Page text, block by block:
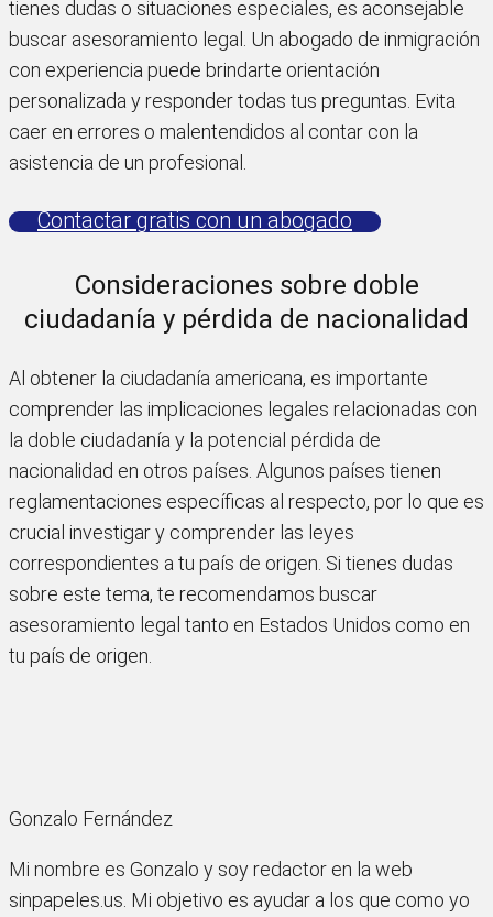
tienes dudas o situaciones especiales, es aconsejable
buscar asesoramiento legal. Un abogado de inmigración
con experiencia puede brindarte orientación
personalizada y responder todas tus preguntas. Evita
caer en errores o malentendidos al contar con la
asistencia de un profesional.
Contactar gratis con un abogado
Consideraciones sobre doble
ciudadanía y pérdida de nacionalidad
Al obtener la ciudadanía americana, es importante
comprender las implicaciones legales relacionadas con
la doble ciudadanía y la potencial pérdida de
nacionalidad en otros países. Algunos países tienen
reglamentaciones específicas al respecto, por lo que es
crucial investigar y comprender las leyes
correspondientes a tu país de origen. Si tienes dudas
sobre este tema, te recomendamos buscar
asesoramiento legal tanto en Estados Unidos como en
tu país de origen.
Gonzalo Fernández
Mi nombre es Gonzalo y soy redactor en la web
sinpapeles.us. Mi objetivo es ayudar a los que como yo